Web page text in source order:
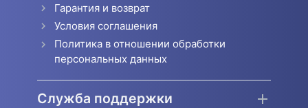
Гарантия и возврат
Условия соглашения
Политика в отношении обработки
персональных данных
Служба поддержки